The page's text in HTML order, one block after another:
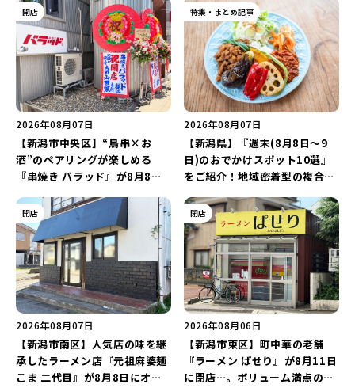
開店
2026年08月07日
【新潟市中央区】“鳥串×お
酒”のペアリングが楽しめる
『串焼き バラッド』が8月8日
インアップ♪
特集・まとめ記事
2026年08月07日
【新潟県】『週末(8月8日～9
日)のおでかけスポット10選』
をご紹介！地域密着型の複合施
ナ丸大新潟のサマーフェスタ
2026」がおすすめ♪
開店
2026年08月07日
【新潟市南区】人気店の味を継
承したラーメン店『元祖麻婆麺
こま 二代目』が8月8日にオー
閉店
2026年08月06日
【新潟市東区】町中華の老舗
『ラーメン ぱせり』が8月11日
に閉店…。ボリューム満点の名